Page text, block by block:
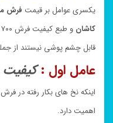
یکسری عوامل بر قیمت
کاشان
قابل چشم پوشی نیستند از
عامل اول : کیفیت
اینکه نخ های بکار رفته در
اهمیت دارد.